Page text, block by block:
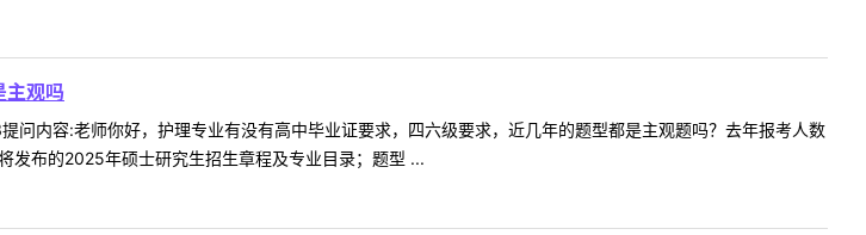
主观吗
内容:老师你好，护理专业有没有高中毕业证要求，四六级要求，近几年的题型都是主观题吗？去年报考人数
发布的2025年硕士研究生招生章程及专业目录；题型 ...